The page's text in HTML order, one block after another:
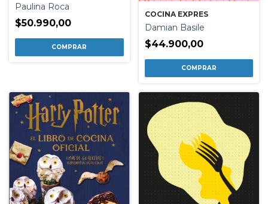
Paulina Roca
$50.990,00
COCINA EXPRES
Damian Basile
$44.900,00